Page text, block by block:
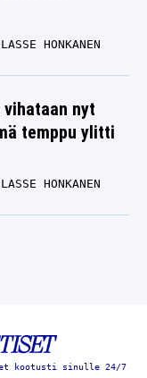
nyt
temppu ylitti
kootusti sinulle 24/7